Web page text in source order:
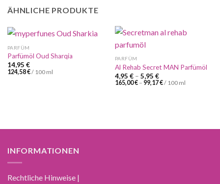
ÄHNLICHE PRODUKTE
PARFÜM
Parfümöl Oud Sharqia
14,95 €
124,58€/ 100 ml
PARFÜM
Al Rehab Secret MAN Parfümöl
4,95 €– 5,95 €
165,00€– 99,17€/ 100 ml
INFORMATIONEN
Rechtliche Hinweise |